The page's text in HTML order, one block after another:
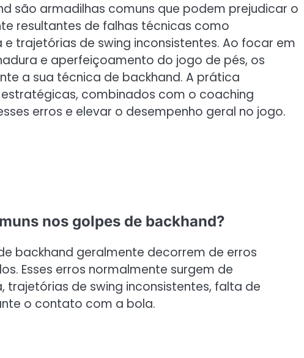
são armadilhas comuns que podem prejudicar o
resultantes de falhas técnicas como
trajetórias de swing inconsistentes. Ao focar em
e aperfeiçoamento do jogo de pés, os
a sua técnica de backhand. A prática
combinados com o coaching
erros e elevar o desempenho geral no jogo.
nos golpes de backhand?
backhand geralmente decorrem de erros
Esses erros normalmente surgem de
de swing inconsistentes, falta de
o contato com a bola.